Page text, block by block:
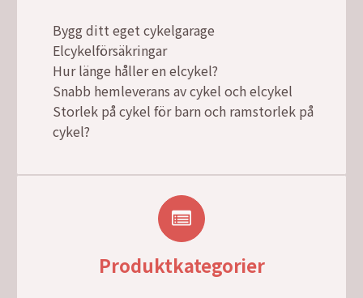
Bygg ditt eget cykelgarage
Elcykelförsäkringar
Hur länge håller en elcykel?
Snabb hemleverans av cykel och elcykel
Storlek på cykel för barn och ramstorlek på
cykel?
Produktkategorier